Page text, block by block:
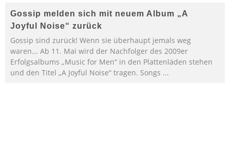
Gossip melden sich mit neuem Album „A
Joyful Noise“ zurück
Gossip sind zurück! Wenn sie überhaupt jemals weg
waren... Ab 11. Mai wird der Nachfolger des 2009er
Erfolgsalbums „Music for Men“ in den Plattenläden stehen
und den Titel „A Joyful Noise“ tragen. Songs ...